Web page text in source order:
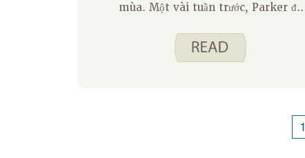
mùa. Một vài tuần trước, Parker đã
chúng tôi. Nó khá ngon với kem phô
mai!
1